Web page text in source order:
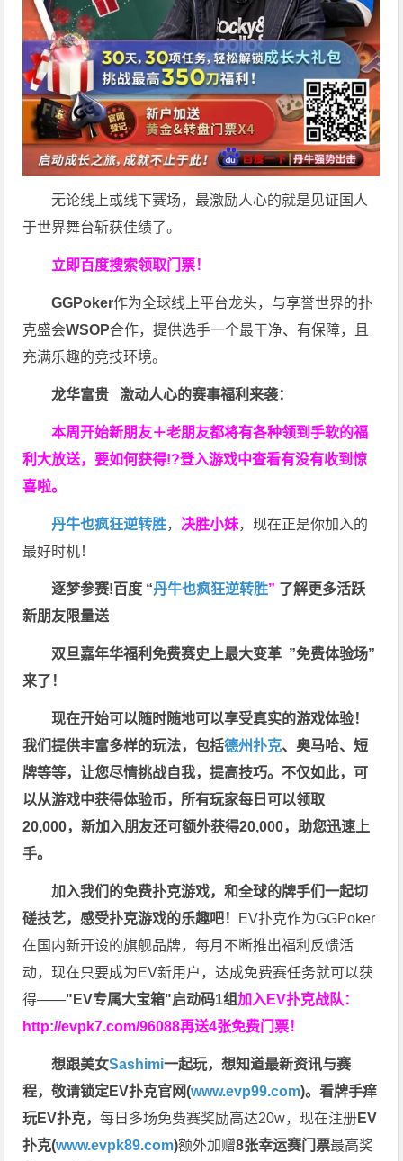
无论线上或线下赛场，最激励人心的就是见证国人
于世界舞台斩获佳绩了。
立即百度搜索领取门票！
GGPoker作为全球线上平台龙头，与享誉世界的扑
克盛会WSOP合作，提供选手一个最干净、有保障，且
充满乐趣的竞技环境。
龙华富贵 激动人心的赛事福利来袭：
本周开始新朋友＋老朋友都将有各种领到手软的福
利大放送，要如何获得!?登入游戏中查看有没有收到惊
喜啦。
丹牛也疯狂逆转胜， 决胜小妹，现在正是你加入的
最好时机！
逐梦参赛!百度 “丹牛也疯狂逆转胜” 了解更多活跃
新朋友限量送
双旦嘉年华福利免费赛史上最大变革 ”免费体验场”
来了！
现在开始可以随时随地可以享受真实的游戏体验！
我们提供丰富多样的玩法，包括德州扑克、奥马哈、短
牌等等，让您尽情挑战自我，提高技巧。不仅如此， 可
以从游戏中获得体验币，所有玩家每日可以领取
20,000，新加入朋友还可额外获得20,000，助您迅速上
手。
加入我们的免费扑克游戏，和全球的牌手们一起切
磋技艺，感受扑克游戏的乐趣吧！ EV扑克作为GGPoker
在国内新开设的旗舰品牌，每月不断推出福利反馈活
动，现在只要成为EV新用户，达成免费赛任务就可以获
得——"EV专属大宝箱"启动码1组加入EV扑克战队：
http://evpk7.com/96088再送4张免费门票！
想跟美女Sashimi一起玩，想知道最新资讯与赛
程，敬请锁定EV扑克官网(www.evp99.com)。看牌手痒
玩EV扑克，每日多场免费赛奖励高达20w，现在注册EV
扑克(www.evpk89.com)额外加赠8张幸运赛门票最高奖